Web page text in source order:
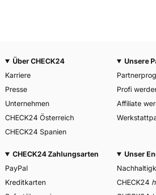
Über CHECK24
Karriere
Presse
Unternehmen
CHECK24 Österreich
CHECK24 Spanien
Unsere
Profi
Affiliate
CHECK24 Zahlungsarten
PayPal
Kreditkarten
Unser
CHECK24